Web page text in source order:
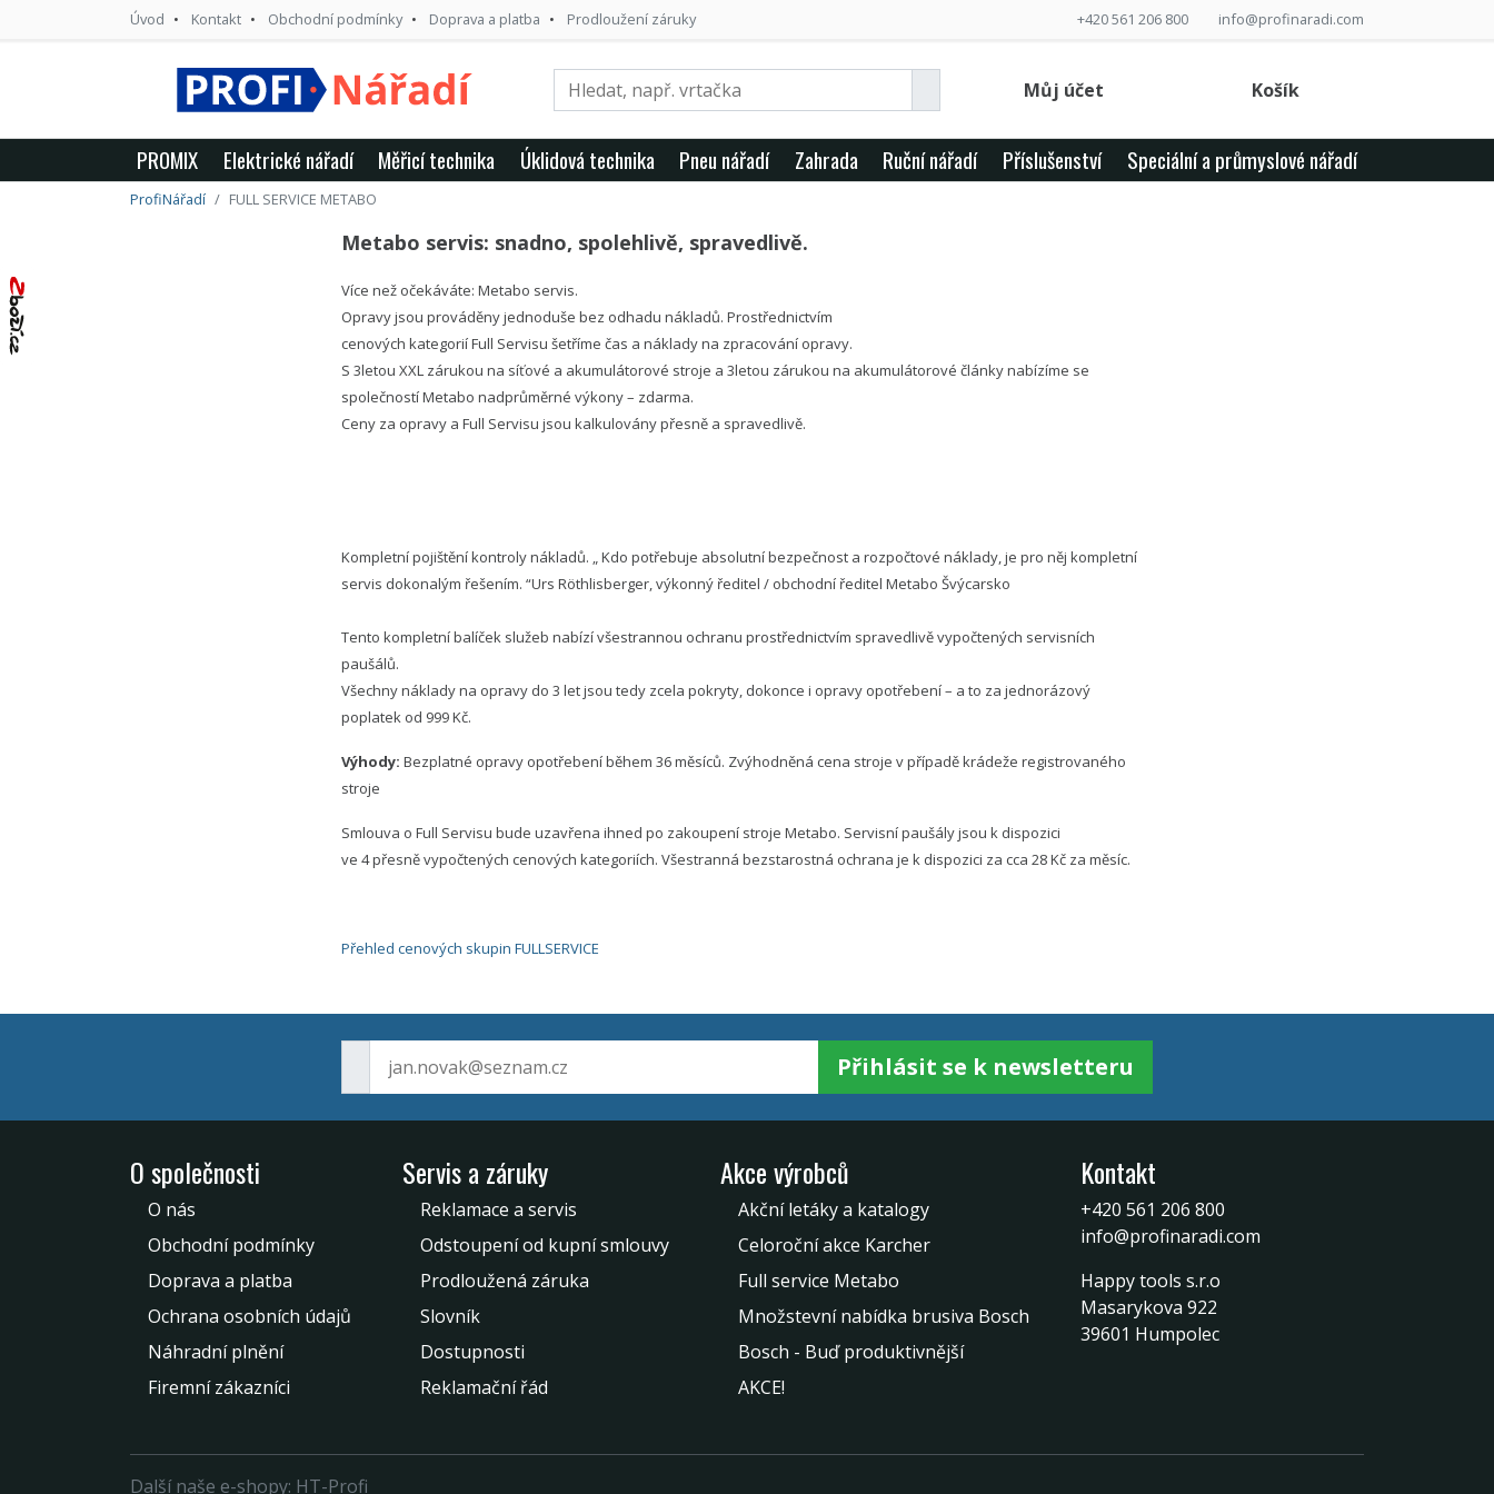
Úvod Kontakt Obchodní podmínky Doprava a platba Prodloužení záruky +420 561 206 800 info@profinaradi.com
Můj účet Košík
PROMIX Elektrické nářadí Měřicí technika Úklidová technika Pneu nářadí Zahrada Ruční nářadí Příslušenství Speciální a průmyslové nářadí
ProfiNářadí FULL SERVICE METABO
Metabo servis: snadno, spolehlivě, spravedlivě.
Více než očekáváte: Metabo servis.
Opravy jsou prováděny jednoduše bez odhadu nákladů. Prostřednictvím
cenových kategorií Full Servisu šetříme čas a náklady na zpracování opravy.
S 3letou XXL zárukou na síťové a akumulátorové stroje a 3letou zárukou na akumulátorové články nabízíme se
společností Metabo nadprůměrné výkony – zdarma.
Ceny za opravy a Full Servisu jsou kalkulovány přesně a spravedlivě.
Kompletní pojištění kontroly nákladů. „ Kdo potřebuje absolutní bezpečnost a rozpočtové náklady, je pro něj kompletní
servis dokonalým řešením. “Urs Röthlisberger, výkonný ředitel / obchodní ředitel Metabo Švýcarsko
Tento kompletní balíček služeb nabízí všestrannou ochranu prostřednictvím spravedlivě vypočtených servisních
paušálů.
Všechny náklady na opravy do 3 let jsou tedy zcela pokryty, dokonce i opravy opotřebení – a to za jednorázový
poplatek od 999 Kč.
Výhody: Bezplatné opravy opotřebení během 36 měsíců. Zvýhodněná cena stroje v případě krádeže registrovaného
stroje
Smlouva o Full Servisu bude uzavřena ihned po zakoupení stroje Metabo. Servisní paušály jsou k dispozici
ve 4 přesně vypočtených cenových kategoriích. Všestranná bezstarostná ochrana je k dispozici za cca 28 Kč za měsíc.
Přehled cenových skupin FULLSERVICE
Přihlásit se k newsletteru
O společnosti
O nás
Obchodní podmínky
Doprava a platba
Ochrana osobních údajů
Náhradní plnění
Firemní zákazníci
Servis a záruky
Reklamace a servis
Odstoupení od kupní smlouvy
Prodloužená záruka
Slovník
Dostupnosti
Reklamační řád
Akce výrobců
Akční letáky a katalogy
Celoroční akce Karcher
Full service Metabo
Množstevní nabídka brusiva Bosch
Bosch - Buď produktivnější
AKCE!
Kontakt
+420 561 206 800
info@profinaradi.com
Happy tools s.r.o
Masarykova 922
39601 Humpolec
Další naše e-shopy: HT-Profi